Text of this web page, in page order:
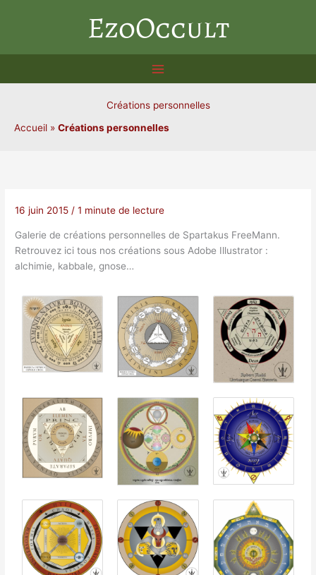
EzoOccult
Créations personnelles
Accueil » Créations personnelles
16 juin 2015 /1 minute de lecture
Galerie de créations personnelles de Spartakus FreeMann.
Retrouvez ici tous nos créations sous Adobe Illustrator :
alchimie, kabbale, gnose…